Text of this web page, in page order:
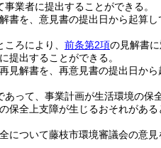
業者に提出することができる。
書を、意見書の提出日から起算
ろにより、 前条第2項の見解書
提出することができる。
見解書を、再意見書の提出日か
って、事業計画が生活環境の保
保全上支障が生じるおそれがあ
について藤枝市環境審議会の意見